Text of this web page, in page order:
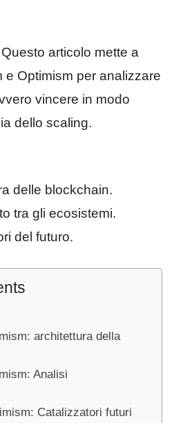
articolo mette a
e Optimism per analizzare
vincere in modo
dello scaling.
delle blockchain.
tra gli ecosistemi.
del futuro.
architettura della
Analisi
Catalizzatori futuri